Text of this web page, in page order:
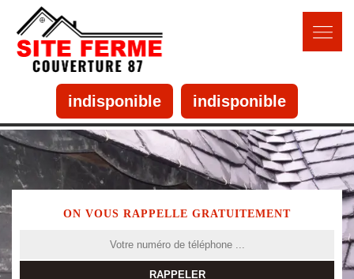
indisponible indisponible
ON VOUS RAPPELLE GRATUITEMENT